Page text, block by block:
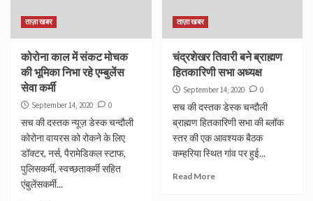
ताज़ा खबर
कोरोना काल में संकट मोचक
की भूमिका निभा रहे एम्बुलेंस
सेवा कर्मी
September 14, 2020 0
सच की दस्तक न्यूज़ डेस्क चन्दौली
कोरोना वायरस को रोकने के लिए
डॉक्टर, नर्स, पैरामेडिकल स्टाफ,
पुलिसकर्मी, स्वच्छताकर्मी सहित
एंबुलेंसकर्मी...
ताज़ा खबर
चंद्रशेखर तिवारी बने ब्राह्मण
हितकारिणी सभा अध्यक्ष
September 14, 2020 0
सच की दस्तक डेस्क चन्दौली
ब्राह्मण हितकारिणी सभा की ब्लॉक
स्तर की एक आवश्यक बैठक
कम्हरिया स्थित गांव पर हुई...
Read More